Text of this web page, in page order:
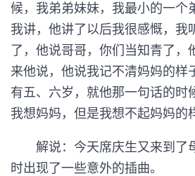
候，我弟弟妹妹，我最小的一个
我讲，他讲了以后我很感慨，我
了，他说哥哥，你们当知青了，
来他说，他说我记不清妈妈的样
有五、六岁，就他那一句话的时
我想妈妈，但是我想不起妈妈的
解说：今天席庆生又来到了
时出现了一些意外的插曲。